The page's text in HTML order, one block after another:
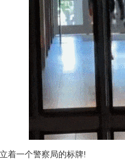
着一个警察局的标牌!